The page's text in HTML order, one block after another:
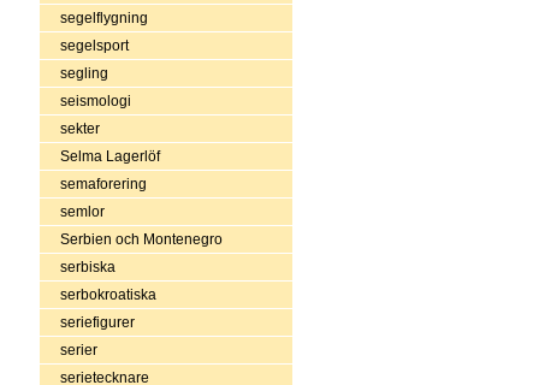
segelflygning
segelsport
segling
seismologi
sekter
Selma Lagerlöf
semaforering
semlor
Serbien och Montenegro
serbiska
serbokroatiska
seriefigurer
serier
serietecknare